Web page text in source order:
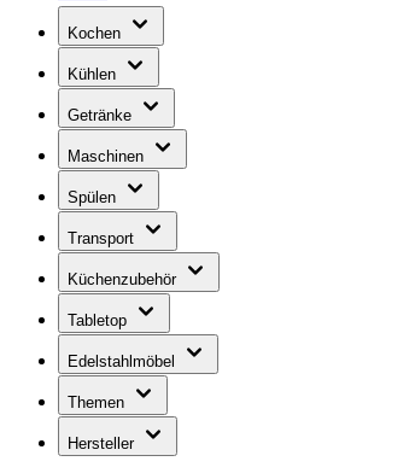
Kochen
Kühlen
Getränke
Maschinen
Spülen
Transport
Küchenzubehör
Tabletop
Edelstahlmöbel
Themen
Hersteller